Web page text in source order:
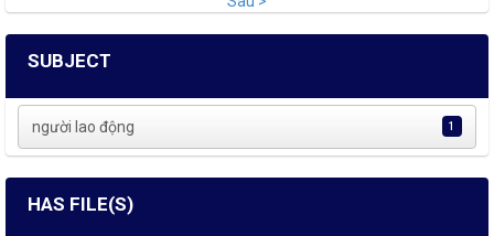
SUBJECT
người lao động 1
HAS FILE(S)